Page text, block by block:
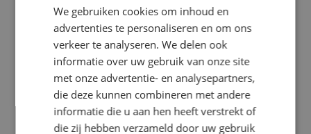
Specialisme
Beveiligingstechniek
Elektrotechniek
Energietechniek
Energietechniek
Beveiligingstechniek
Uitgelicht
Klimaatinstallaties
We gebruiken cookies om inhoud en
advertenties te personaliseren en om ons
verkeer te analyseren. We delen ook
informatie over uw gebruik van onze site
met onze advertentie- en analysepartners,
die deze kunnen combineren met andere
informatie die u aan hen heeft verstrekt of
die zij hebben verzameld door uw gebruik